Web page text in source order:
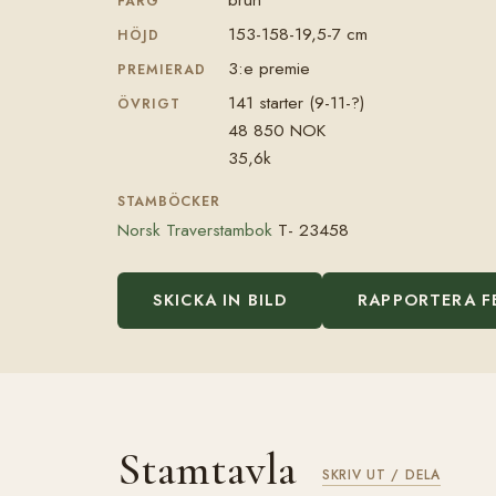
HÖJD 153-158-19,5-7 cm
PREMIERAD 3:e premie
ÖVRIGT
141 starter (9-11-?)
48 850 NOK
35,6k
STAMBÖCKER
Norsk Traverstambok T- 23458
SKICKA IN BILD RAPPORTERA
Stamtavla SKRIV UT / DELA